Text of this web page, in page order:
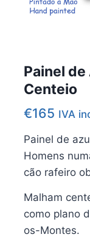
Painel
Centeio
€165 IVA
Painel de
Homens
cão rafeiro
Malham
como plano
os-Montes.